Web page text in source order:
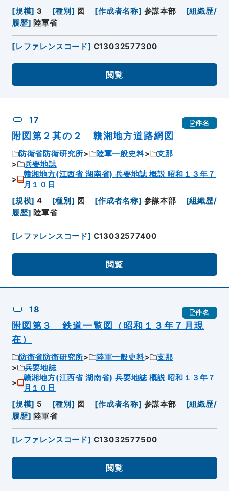
[規模] 3 [種別 ] 図 [作成者名称] 参謀本部 [組織歴/
履歴] 陸軍省
[レファレンスコード] C13032577300
閲覧
17 件名
附図第２其の２ 贛湘地方道路網図
防衛省防衛研究所 陸軍一般史料
支那
兵要地誌
贛湘地方(江西省 湖南省) 兵要地誌 概説 昭和１３年７
月１０日
[規模] 4 [種別 ] 図 [作成者名称] 参謀本部 [組織歴/
履歴] 陸軍省
[レファレンスコード] C13032577400
閲覧
18 件名
附図第３ 鉄道一覧図（昭和１３年７月現
在）
防衛省防衛研究所 陸軍一般史料
支那
兵要地誌
贛湘地方(江西省 湖南省) 兵要地誌 概説 昭和１３年７
月１０日
[規模] 5 [種別 ] 図 [作成者名称] 参謀本部 [組織歴/
履歴] 陸軍省
[レファレンスコード] C13032577500
閲覧